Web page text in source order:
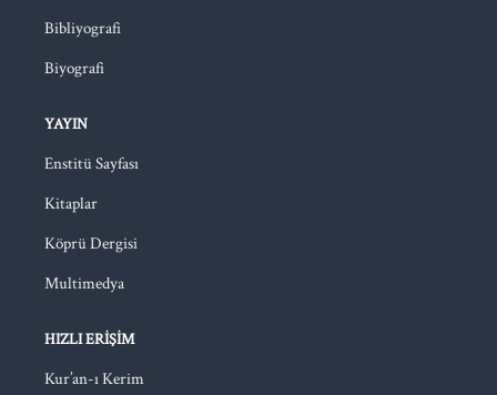
Bibliyografi
Biyografi
YAYIN
Enstitü Sayfası
Kitaplar
Köprü Dergisi
Multimedya
HIZLI ERIŞIM
Kur’an-ı Kerim